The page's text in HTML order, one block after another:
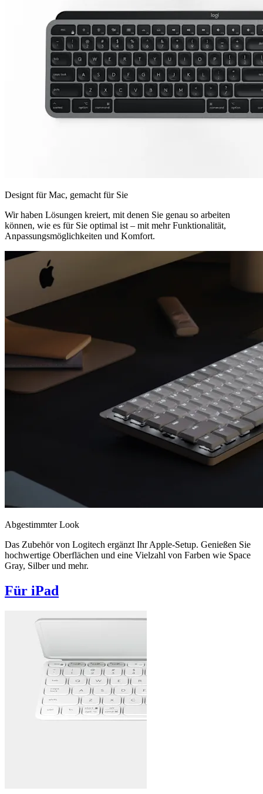
Designt für Mac, gemacht für Sie
Wir haben Lösungen kreiert, mit denen Sie genau so arbeiten
können, wie es für Sie optimal ist – mit mehr Funktionalität,
Anpassungsmöglichkeiten und Komfort.
Abgestimmter Look
Das Zubehör von Logitech ergänzt Ihr Apple-Setup. Genießen Sie
hochwertige Oberflächen und eine Vielzahl von Farben wie Space
Gray, Silber und mehr.
Für iPad